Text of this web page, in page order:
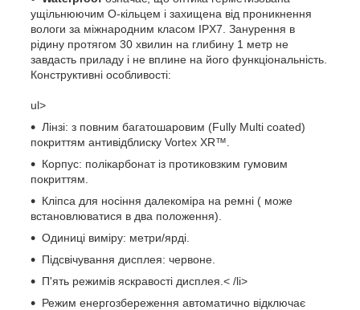
ущільнюючим О-кільцем і захищена від проникнення
вологи за міжнародним класом IPX7. Занурення в
рідину протягом 30 хвилин на глибину 1 метр не
завдасть приладу і не вплине на його функціональність.
Конструктивні особливості:
ul>
Лінзі: з повним багатошаровим (Fully Multi coated)
покриттям антивідблиску Vortex XR™.
Корпус: полікарбонат із протиковзким гумовим
покриттям.
Кліпса для носіння далекоміра на ремні ( може
встановлюватися в два положення).
Одиниці виміру: метри/ярді.
Підсвічування дисплея: червоне.
П'ять режимів яскравості дисплея.< /li>
Режим енергозбереження автоматично відключає